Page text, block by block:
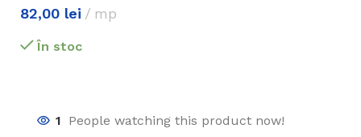
82,00 lei mp
În stoc
1 People watching this product now!